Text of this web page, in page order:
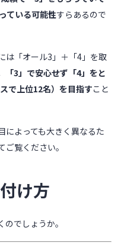
ている可能性すらあるので
は「オール3」＋「4」を取
「3」で安心せず「4」をと
で上位12名）を目指すこと
によっても大きく異なるた
覧ください。
け方
でしょうか。